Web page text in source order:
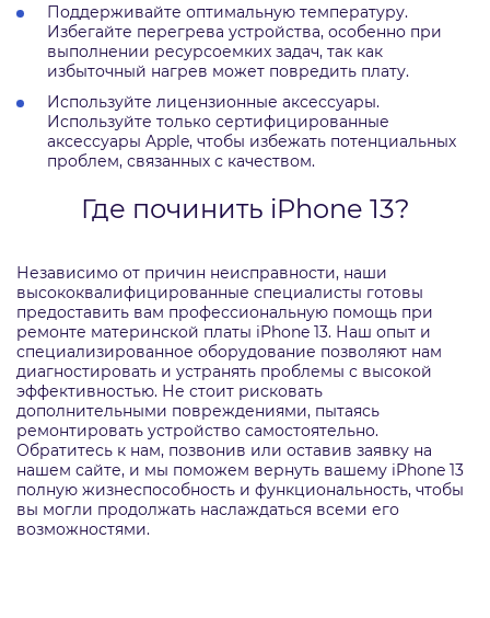
Поддерживайте оптимальную температуру.
Избегайте перегрева устройства, особенно при
выполнении ресурсоемких задач, так как
избыточный нагрев может повредить плату.
Используйте лицензионные аксессуары.
Используйте только сертифицированные
аксессуары Apple, чтобы избежать потенциальных
проблем, связанных с качеством.
Где починить iPhone 13?
Независимо от причин неисправности, наши
высококвалифицированные специалисты готовы
предоставить вам профессиональную помощь при
ремонте материнской платы iPhone 13. Наш опыт и
специализированное оборудование позволяют нам
диагностировать и устранять проблемы с высокой
эффективностью. Не стоит рисковать
дополнительными повреждениями, пытаясь
ремонтировать устройство самостоятельно.
Обратитесь к нам, позвонив или оставив заявку на
нашем сайте, и мы поможем вернуть вашему iPhone 13
полную жизнеспособность и функциональность, чтобы
вы могли продолжать наслаждаться всеми его
возможностями.